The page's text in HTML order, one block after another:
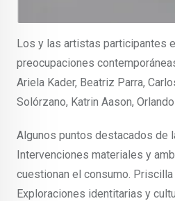
Los y las artistas participantes
preocupaciones
Ariela Kader, Beatriz Parra,
Solórzano, Katrin Aason,
Algunos puntos destacados de
Intervenciones materiales y
cuestionan el consumo.
Exploraciones identitarias y